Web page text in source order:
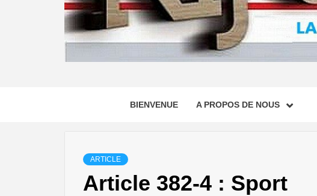
BIENVENUE A PROPOS DE NOUS
ARTICLE
Article 382-4 : Sport